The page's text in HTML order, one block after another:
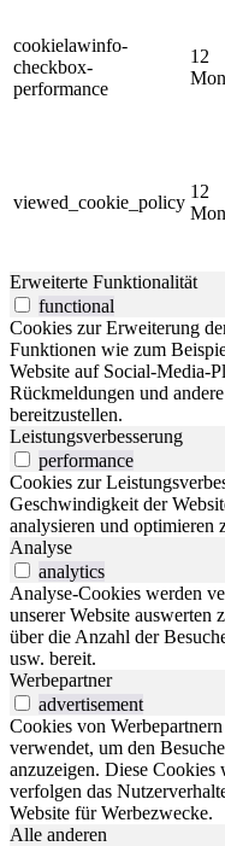
cookielawinfo-
checkbox-
performance
12
viewed_cookie_policy
12
Erweiterte Funktionalität
functional
Cookies zur Erweiterung
Funktionen wie zum
Website auf Social-Media-
Rückmeldungen und
bereitzustellen.
Leistungsverbesserung
performance
Cookies zur
Geschwindigkeit der
analysieren und optimieren
Analyse
analytics
Analyse-Cookies werden
unserer Website auswerten
über die Anzahl der
usw. bereit.
Werbepartner
advertisement
Cookies von
verwendet, um den
anzuzeigen. Diese Cookies
verfolgen das
Website für Werbezwecke.
Alle anderen